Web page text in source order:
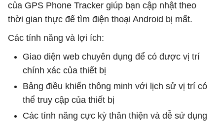
của GPS Phone Tracker giúp bạn cập nhật theo
thời gian thực để tìm điện thoại Android bị mất.
Các tính năng và lợi ích:
Giao diện web chuyên dụng để có được vị trí
chính xác của thiết bị
Bảng điều khiển thông minh với lịch sử vị trí có
thể truy cập của thiết bị
Các tính năng cực kỳ thân thiện và dễ sử dụng